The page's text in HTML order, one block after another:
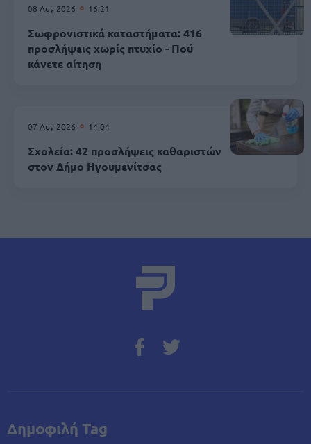
08 Αυγ 2026 16:21
Σωφρονιστικά καταστήματα: 416
προσλήψεις χωρίς πτυχίο - Πού
κάνετε αίτηση
07 Αυγ 2026 14:04
Σχολεία: 42 προσλήψεις καθαριστών
στον Δήμο Ηγουμενίτσας
Δημοφιλή Tag